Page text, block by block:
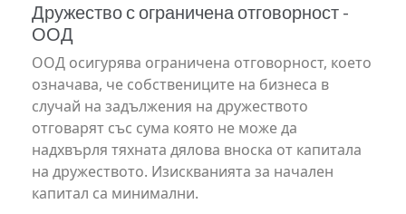
Дружество с ограничена отговорност -
ООД
ООД осигурява ограничена отговорност, което
означава, че собствениците на бизнеса в
случай на задължения на дружеството
отговарят със сума която не може да
надхвърля тяхната дялова вноска от капитала
на дружеството. Изискванията за начален
капитал са минимални.